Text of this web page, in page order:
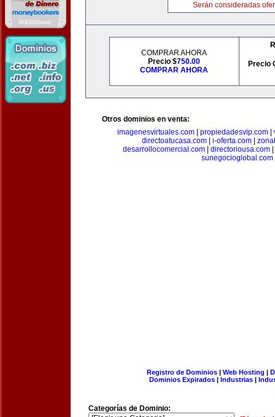
Serán consideradas
COMPRAR AHORA
Precio $750.00
COMPRAR AHORA
Precio
Otros dominios en venta:
imagenesvirtuales.com| propiedadesvip.com|
directoatucasa.com| i-oferta.com|
desarrollocomercial.com
directoriousa.com
sunegocioglobal.com
Registro de Dominios| Web Hosting |
Dominios Expirados | Industrias |
Categorías de Dominio: